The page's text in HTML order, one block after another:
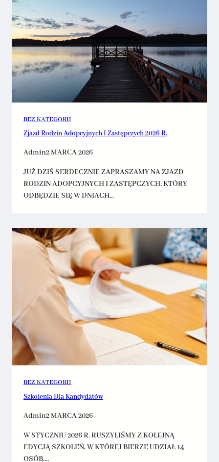
BEZ KATEGORII
Zjazd Rodzin Adopcyjnych I Zastępczych 2026 R.
Admin2 MARCA 2026
JUŻ DZIŚ SERDECZNIE ZAPRASZAMY NA ZJAZD
RODZIN ADOPCYJNYCH I ZASTĘPCZYCH, KTÓRY
ODBĘDZIE SIĘ W DNIACH…
BEZ KATEGORII
Szkolenia Dla Kandydatów
Admin2 MARCA 2026
W STYCZNIU 2026 R. RUSZYLIŚMY Z KOLEJNĄ
EDYCJĄ SZKOLEŃ, W KTÓREJ BIERZE UDZIAŁ 14
OSÓB.…